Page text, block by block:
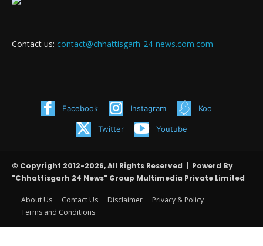
Contact us: contact@chhattisgarh-24-news.com.com
Facebook Instagram Koo
Twitter Youtube
© Copyright 2012-2026, All Rights Reserved | Powerd By
"Chhattisgarh 24 News" Group Multimedia Private Limited
About Us Contact Us Disclaimer
Privacy & Policy
Terms and Conditions